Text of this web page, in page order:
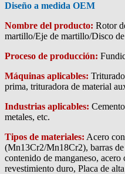
Diseño a medida OEM
Nombre del producto: Rotor
martillo/Eje de martillo/Disco
Proceso de producción:
Máquinas aplicables:
prima, trituradora de material
Industrias aplicables:
metales, etc.
Tipos de materiales: Acero
(Mn13Cr2/Mn18Cr2), barras
contenido de manganeso,
revestimiento duro, Placa de